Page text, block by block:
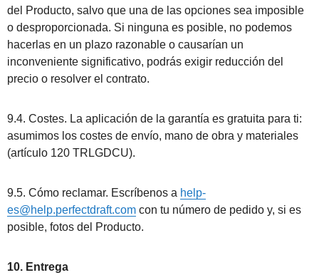
del Producto, salvo que una de las opciones sea imposible
o desproporcionada. Si ninguna es posible, no podemos
hacerlas en un plazo razonable o causarían un
inconveniente significativo, podrás exigir reducción del
precio o resolver el contrato.
9.4. Costes. La aplicación de la garantía es gratuita para ti:
asumimos los costes de envío, mano de obra y materiales
(artículo 120 TRLGDCU).
9.5. Cómo reclamar. Escríbenos a help-
es@help.perfectdraft.com con tu número de pedido y, si es
posible, fotos del Producto.
10. Entrega